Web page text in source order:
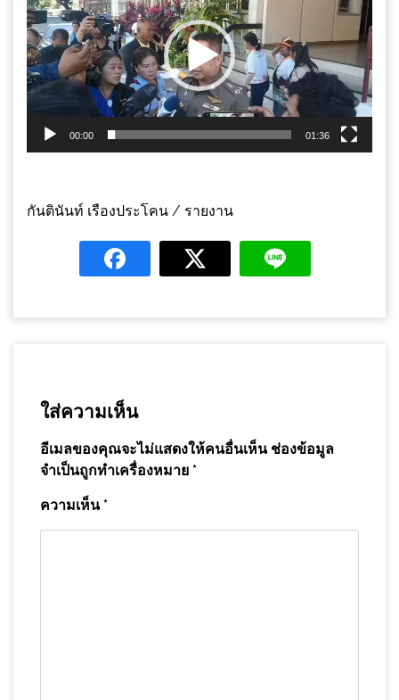
ไฟล์
วิดีโอ
00:00 01:36
กันตินันท์ เรืองประโคน / รายงาน
ใส่ความเห็น
อีเมลของคุณจะไม่แสดงให้คนอื่นเห็น ช่องข้อมูล
จำเป็นถูกทำเครื่องหมาย *
ความเห็น*